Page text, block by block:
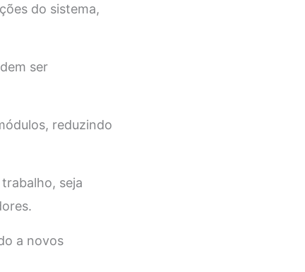
do sistema,
ser
reduzindo
seja
a novos